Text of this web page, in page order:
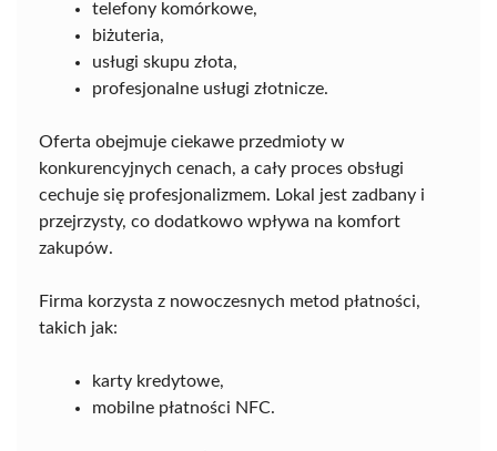
telefony komórkowe,
biżuteria,
usługi skupu złota,
profesjonalne usługi złotnicze.
Oferta obejmuje ciekawe przedmioty w
konkurencyjnych cenach, a cały proces obsługi
cechuje się profesjonalizmem. Lokal jest zadbany i
przejrzysty, co dodatkowo wpływa na komfort
zakupów.
Firma korzysta z nowoczesnych metod płatności,
takich jak:
karty kredytowe,
mobilne płatności NFC.